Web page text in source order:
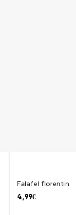
Falafel florentin
4,99€